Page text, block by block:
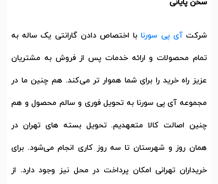
سخن پایانی
شرکتآی پی سورنا با اختصاص دادن گارانتی یک ساله به
تمام محصولات و ارائه خدمات پس از فروش به مشتریان
عزیز راه خرید را برای شما هموار تر می‌کند. هم چنین ما در
مجموعه آی پی سورنا به تحویل فوری و سالم محصول و هم
چنین اصالت کالا متعهدیم. تحویل بسته های تهران در
همان روز و شهرستان تا سه روز کاری انجام می‌شود. برای
خریداران تهرانی امکان پرداخت در محل نیز وجود دارد. از